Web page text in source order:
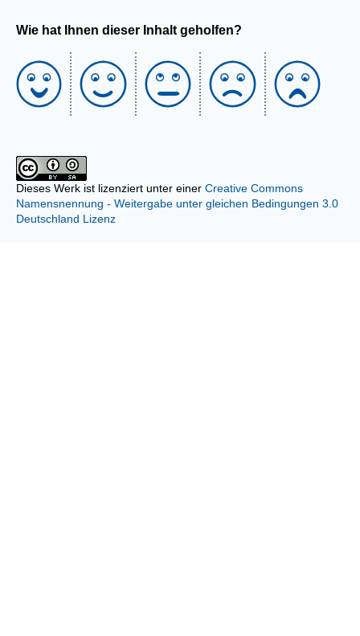
Wie hat Ihnen dieser Inhalt geholfen?
Dieses Werk ist lizenziert unter einer Creative Commons
Namensnennung - Weitergabe unter gleichen Bedingungen 3.0
Deutschland Lizenz